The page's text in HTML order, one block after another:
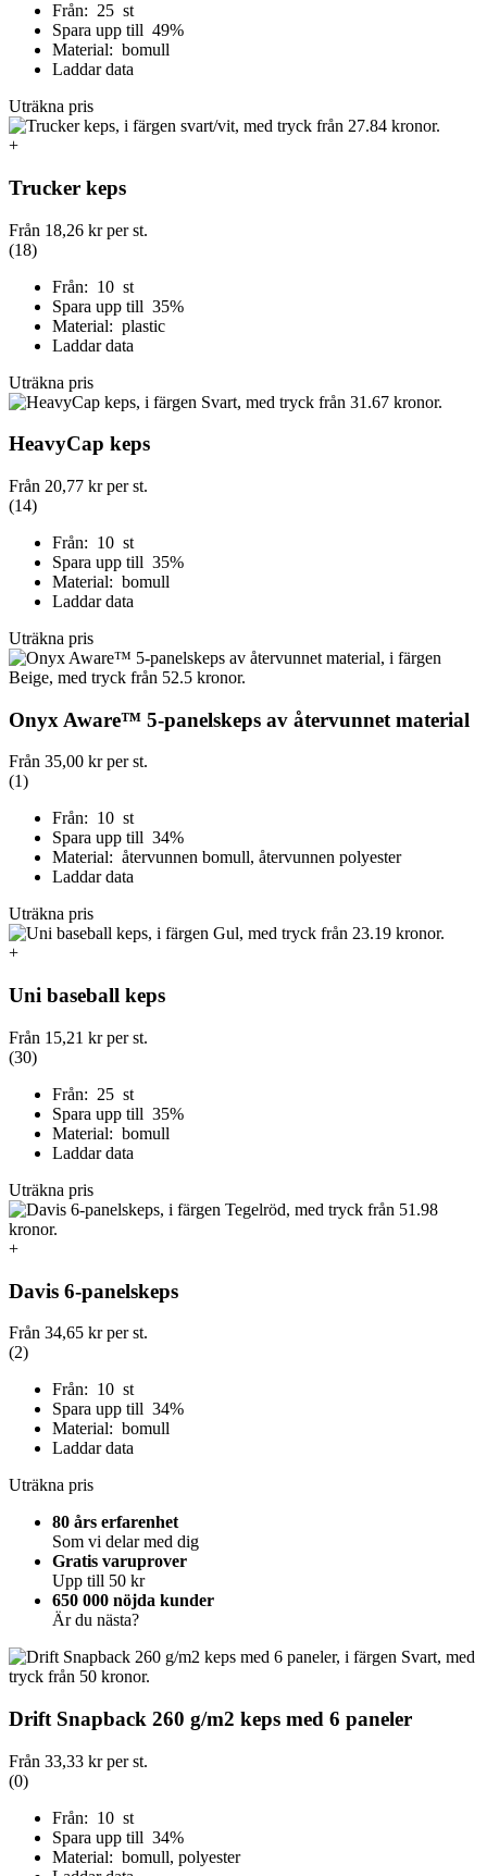
Från: 25 st
Spara upp till 49%
Material: bomull
Laddar data
Uträkna pris
+
Trucker keps
Från 18,26 krper st.
(18)
Från: 10 st
Spara upp till 35%
Material: plastic
Laddar data
Uträkna pris
HeavyCap keps
Från 20,77 krper st.
(14)
Från: 10 st
Spara upp till 35%
Material: bomull
Laddar data
Uträkna pris
Onyx Aware™ 5-panelskeps av återvunnet material
Från 35,00 krper st.
(1)
Från: 10 st
Spara upp till 34%
Material: återvunnen bomull, återvunnen polyester
Laddar data
Uträkna pris
+
Uni baseball keps
Från 15,21 krper st.
(30)
Från: 25 st
Spara upp till 35%
Material: bomull
Laddar data
Uträkna pris
+
Davis 6-panelskeps
Från 34,65 krper st.
(2)
Från: 10 st
Spara upp till 34%
Material: bomull
Laddar data
Uträkna pris
80 års erfarenhet
Som vi delar med dig
Gratis varuprover
Upp till 50 kr
650 000 nöjda kunder
Är du nästa?
Drift Snapback 260 g/m2 keps med 6 paneler
Från 33,33 krper st.
(0)
Från: 10 st
Spara upp till 34%
Material: bomull, polyester